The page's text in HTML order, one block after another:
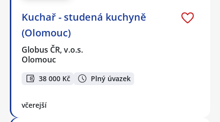
Kuchař - studená kuchyně
(Olomouc)
Globus ČR, v.o.s.
Olomouc
38 000 Kč Plný úvazek
včerejší